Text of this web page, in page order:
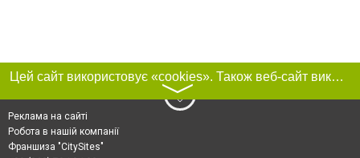
Цей сайт використовує «cookies». Також веб-сайт використовує інтернет-сервіс для збору технічних даних стосовно відвідувачів з метою отримання маркетингової та статистичної інформації. Умови обробки даних відвідувачів сайту див.
〉
Реклама на сайті
Робота в нашій компанії
Франшиза "CitySites"